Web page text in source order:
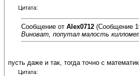
Цитата:
Сообщение от Alex0712 (Сообщение
Виноват, попутал малость
пусть даже и так, тогда точно с
Цитата: